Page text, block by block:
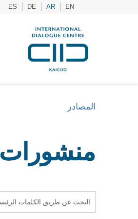
EN
AR
DE
ES
المصادر
منشورات